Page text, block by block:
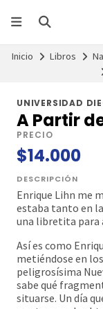
Inicio Libros
UNIVERSIDAD
A Partir
PRECIO
$14.000
DESCRIPCIÓN
Enrique Lihn me
estaba tanto en
una libretita para
Así es como
metiéndose en
peligrosísima
sabe qué
situarse. Un día